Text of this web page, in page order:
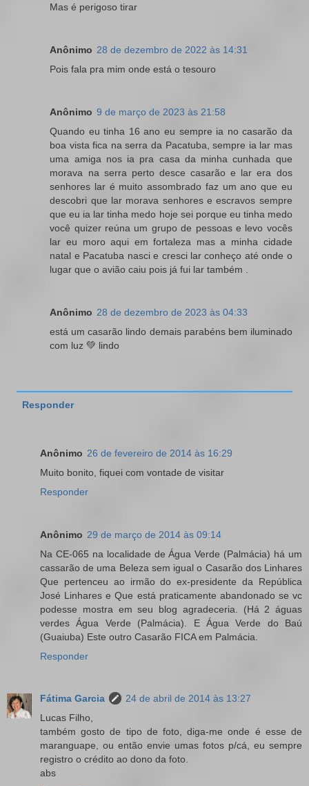
Mas é perigoso tirar
Anônimo 28 de dezembro de 2022 às 14:31
Pois fala pra mim onde está o tesouro
Anônimo 9 de março de 2023 às 21:58
Quando eu tinha 16 ano eu sempre ia no casarão da
boa vista fica na serra da Pacatuba, sempre ia lar mas
uma amiga nos ia pra casa da minha cunhada que
morava na serra perto desce casarão e lar era dos
senhores lar é muito assombrado faz um ano que eu
descobri que lar morava senhores e escravos sempre
que eu ia lar tinha medo hoje sei porque eu tinha medo
você quizer reúna um grupo de pessoas e levo vocês
lar eu moro aqui em fortaleza mas a minha cidade
natal e Pacatuba nasci e cresci lar conheço até onde o
lugar que o avião caiu pois já fui lar também .
Anônimo 28 de dezembro de 2023 às 04:33
está um casarão lindo demais parabéns bem iluminado
com luz 💚 lindo
Responder
Anônimo 26 de fevereiro de 2014 às 16:29
Muito bonito, fiquei com vontade de visitar
Responder
Anônimo 29 de março de 2014 às 09:14
Na CE-065 na localidade de Água Verde (Palmácia) há um
cassarão de uma Beleza sem igual o Casarão dos Linhares
Que pertenceu ao irmão do ex-presidente da República
José Linhares e Que está praticamente abandonado se vc
podesse mostra em seu blog agradeceria. (Há 2 águas
verdes Água Verde (Palmácia). E Água Verde do Baú
(Guaiuba) Este outro Casarão FICA em Palmácia.
Responder
Fátima Garcia
24 de abril de 2014 às 13:27
Lucas Filho,
também gosto de tipo de foto, diga-me onde é esse de
maranguape, ou então envie umas fotos p/cá, eu sempre
registro o crédito ao dono da foto.
abs